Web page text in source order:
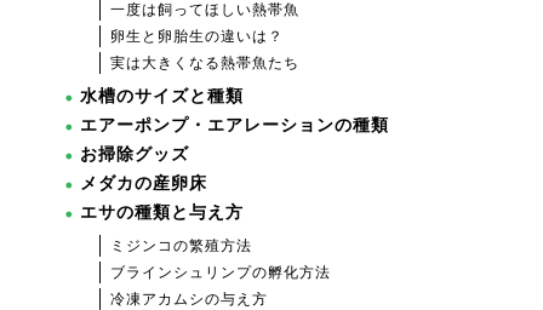
一度は飼ってほしい熱帯魚
卵生と卵胎生の違いは？
実は大きくなる熱帯魚たち
水槽のサイズと種類
エアーポンプ・エアレーションの種類
お掃除グッズ
メダカの産卵床
エサの種類と与え方
ミジンコの繁殖方法
ブラインシュリンプの孵化方法
冷凍アカムシの与え方